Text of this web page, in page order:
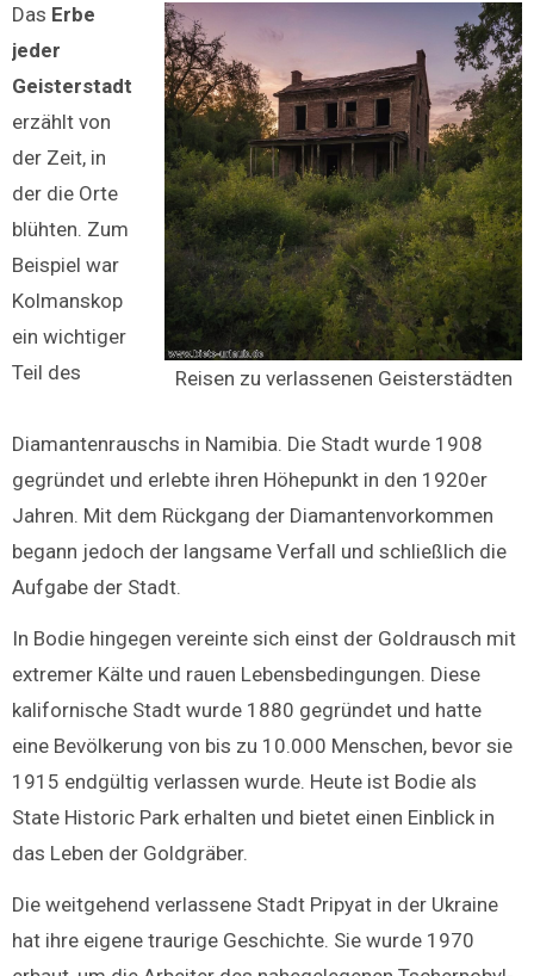
Reisen zu verlassenen Geisterstädten
Das Erbe
jeder
Geisterstadt
erzählt von
der Zeit, in
der die Orte
blühten. Zum
Beispiel war
Kolmanskop
ein wichtiger
Teil des
Diamantenrauschs in Namibia. Die Stadt wurde 1908
gegründet und erlebte ihren Höhepunkt in den 1920er
Jahren. Mit dem Rückgang der Diamantenvorkommen
begann jedoch der langsame Verfall und schließlich die
Aufgabe der Stadt.
In Bodie hingegen vereinte sich einst der Goldrausch mit
extremer Kälte und rauen Lebensbedingungen. Diese
kalifornische Stadt wurde 1880 gegründet und hatte
eine Bevölkerung von bis zu 10.000 Menschen, bevor sie
1915 endgültig verlassen wurde. Heute ist Bodie als
State Historic Park erhalten und bietet einen Einblick in
das Leben der Goldgräber.
Die weitgehend verlassene Stadt Pripyat in der Ukraine
hat ihre eigene traurige Geschichte. Sie wurde 1970